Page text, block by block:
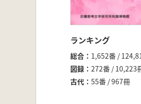
ランキング
総合
1,652番 /
図録
272番 / 10,223
古代
55番 / 967冊